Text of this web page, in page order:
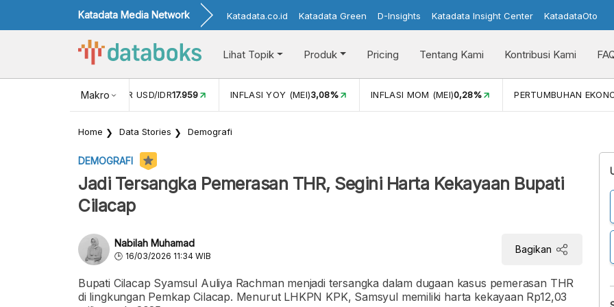
Katadata Media Network Katadata.co.id Katadata Green D-Insights Katadata Insight Center KatadataOto
Lihat Topik Produk Pricing Tentang Kami Kontribusi Kami
Makro
NILAI TUKAR USD/IDR17.959 INFLASI YOY (MEI)3,08% INFLASI MOM (MEI)0,28% PERTUMBUHAN
Home Data Stories Demografi
DEMOGRAFI
Jadi Tersangka Pemerasan THR, Segini Harta Kekayaan Bupati
Cilacap
Nabilah Muhamad
16/03/2026 11:34 WIB
Bagikan
Bupati Cilacap Syamsul Auliya Rachman menjadi tersangka dalam dugaan kasus pemerasan THR
di lingkungan Pemkap Cilacap. Menurut LHKPN KPK, Samsyul memiliki harta kekayaan Rp12,03